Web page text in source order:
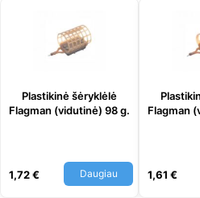
Plastikinė šėryklėlė
Flagman (vidutinė) 98 g.
1,72€ Daugiau
Flagman
1,61 €